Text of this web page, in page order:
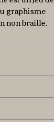
graphisme
non braille.